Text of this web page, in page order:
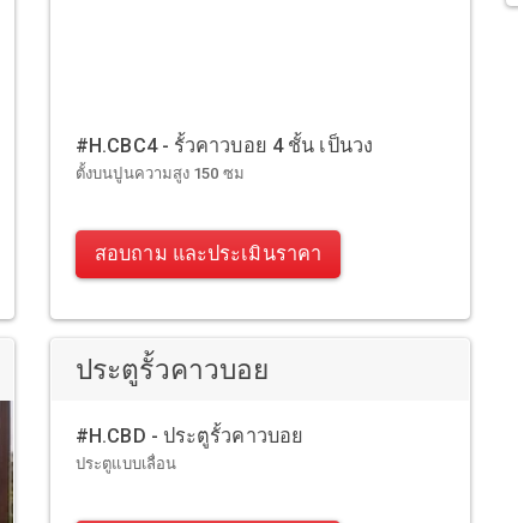
#H.CBC4 - รั้วคาวบอย 4 ชั้น เป็นวง
ตั้งบนปูนความสูง 150 ซม
สอบถาม และประเมินราคา
ประตูรั้วคาวบอย
#H.CBD - ประตูรั้วคาวบอย
ประตูแบบเลื่อน